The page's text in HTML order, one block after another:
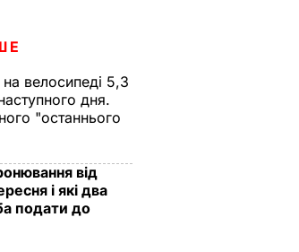
велосипеді 5,3
дня.
"останнього
від
і які два
подати до